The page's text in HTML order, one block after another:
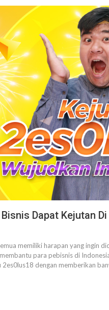
Dapat Kejutan
memiliki harapan yang ingin
para pebisnis di
2es0lus18 dengan memberikan